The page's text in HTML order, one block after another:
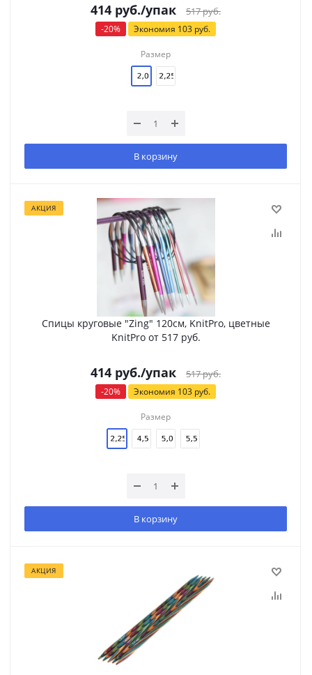
414 руб./упак 517руб.
-20% Экономия 103 руб.
Размер
В корзину
АКЦИЯ
Спицы круговые "Zing" 120см, KnitPro, цветные
KnitPro от 517 руб.
414 руб./упак 517руб.
-20% Экономия 103 руб.
Размер
В корзину
АКЦИЯ